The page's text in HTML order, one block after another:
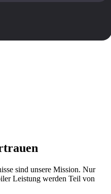
sind unsere Mission. Nur
Leistung werden Teil von